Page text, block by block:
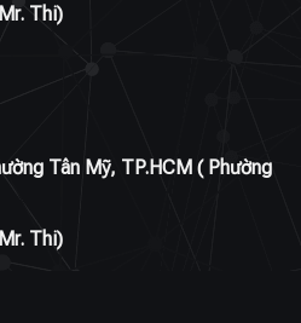
Thi)
Tân Mỹ, TP.HCM ( Phường
Thi)